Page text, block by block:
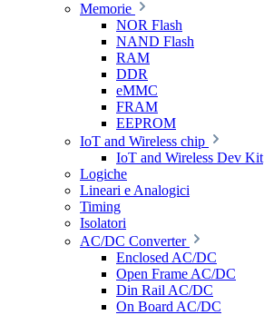
Memorie
NOR Flash
NAND Flash
RAM
DDR
eMMC
FRAM
EEPROM
IoT and Wireless chip
IoT and Wireless Dev Kit
Logiche
Lineari e Analogici
Timing
Isolatori
AC/DC Converter
Enclosed AC/DC
Open Frame AC/DC
Din Rail AC/DC
On Board AC/DC